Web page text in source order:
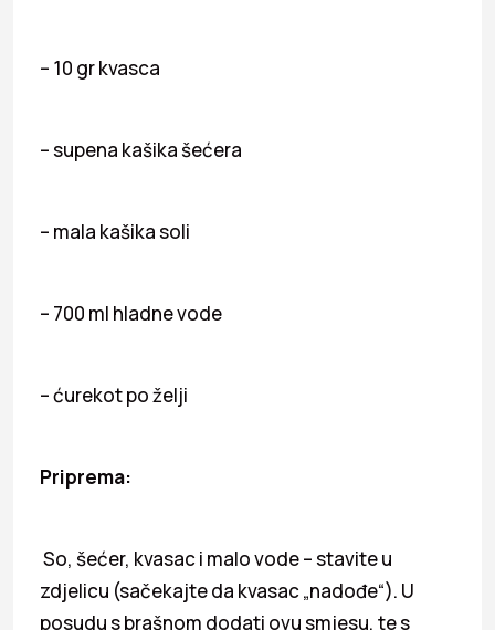
– 10 gr kvasca
– supena kašika šećera
– mala kašika soli
– 700 ml hladne vode
– ćurekot po želji
Priprema:
So, šećer, kvasac i malo vode – stavite u
zdjelicu (sačekajte da kvasac „nadođe“). U
posudu s brašnom dodati ovu smjesu, te s